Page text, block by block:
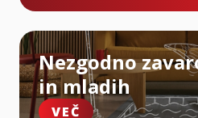
Nezgodno
in mladih
VEČ